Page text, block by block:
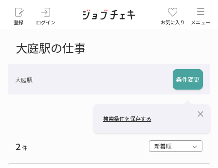
登録 ログイン お気に入り メニュー
大庭駅の仕事
大庭駅 条件変更
検索条件を保存する close
2件 新着順